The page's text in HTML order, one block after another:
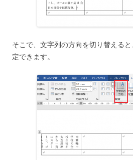
そこで、文字列の方向を切り替える
定できます。